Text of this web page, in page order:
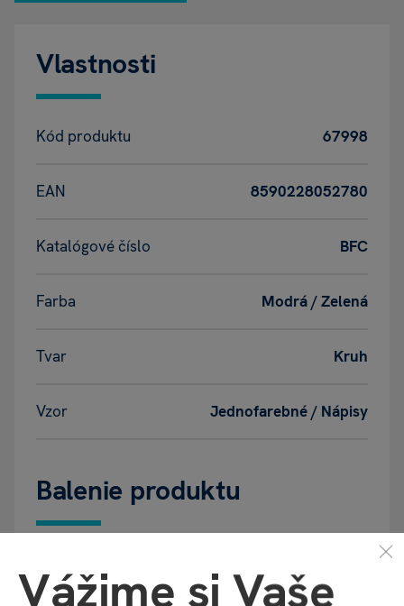
Vlastnosti
Kód produktu 67998
EAN 8590228052780
Katalógové číslo BFC
Farba Modrá / Zelená
Tvar Kruh
Vzor Jednofarebné / Nápisy
Balenie produktu
Vážime si Vaše